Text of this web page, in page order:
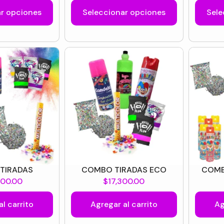
opciones Seleccionar opciones
carrito
COMBO TIRADAS ECO
$17,300.00
Agregar al carrito